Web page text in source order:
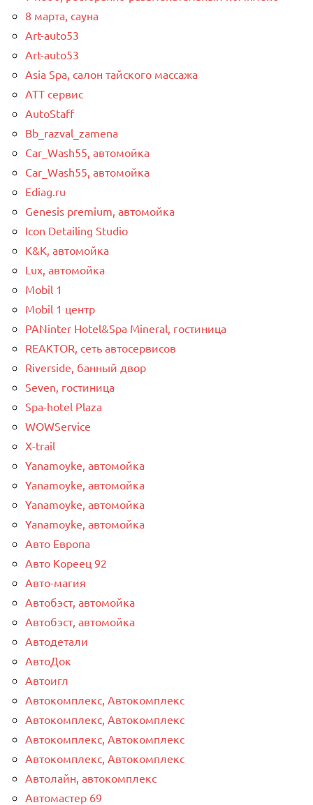
8 марта, сауна
Art-auto53
Art-auto53
Asia Spa, салон тайского массажа
ATT сервис
AutoStaff
Bb_razval_zamena
Car_Wash55, автомойка
Car_Wash55, автомойка
Ediag.ru
Genesis premium, автомойка
Icon Detailing Studio
K&K, автомойка
Lux, автомойка
Mobil 1
Mobil 1 центр
PANinter Hotel&Spa Mineral, гостиница
REAKTOR, сеть автосервисов
Riverside, банный двор
Seven, гостиница
Spa-hotel Plaza
WOWService
X-trail
Yanamoyke, автомойка
Yanamoyke, автомойка
Yanamoyke, автомойка
Yanamoyke, автомойка
Авто Европа
Авто Кореец 92
Авто-магия
Автобэст, автомойка
Автобэст, автомойка
Автодетали
АвтоДок
Автоигл
Автокомплекс, Автокомплекс
Автокомплекс, Автокомплекс
Автокомплекс, Автокомплекс
Автокомплекс, Автокомплекс
Автолайн, автокомплекс
Автомастер 69